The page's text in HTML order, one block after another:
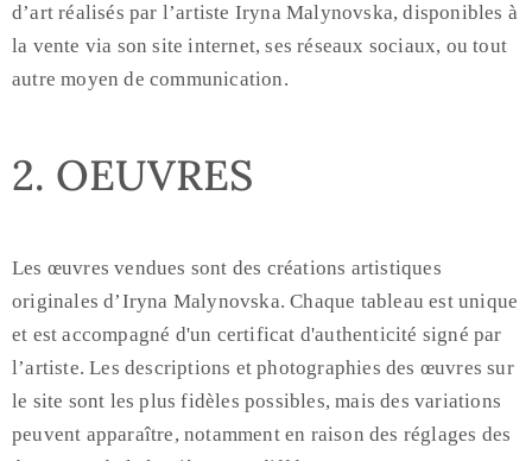
d’art réalisés par l’artiste Iryna Malynovska, disponibles à
la vente via son site internet, ses réseaux sociaux, ou tout
autre moyen de communication.
2. OEUVRES
Les œuvres vendues sont des créations artistiques
originales d’Iryna Malynovska. Chaque tableau est unique
et est accompagné d'un certificat d'authenticité signé par
l’artiste. Les descriptions et photographies des œuvres sur
le site sont les plus fidèles possibles, mais des variations
peuvent apparaître, notamment en raison des réglages des